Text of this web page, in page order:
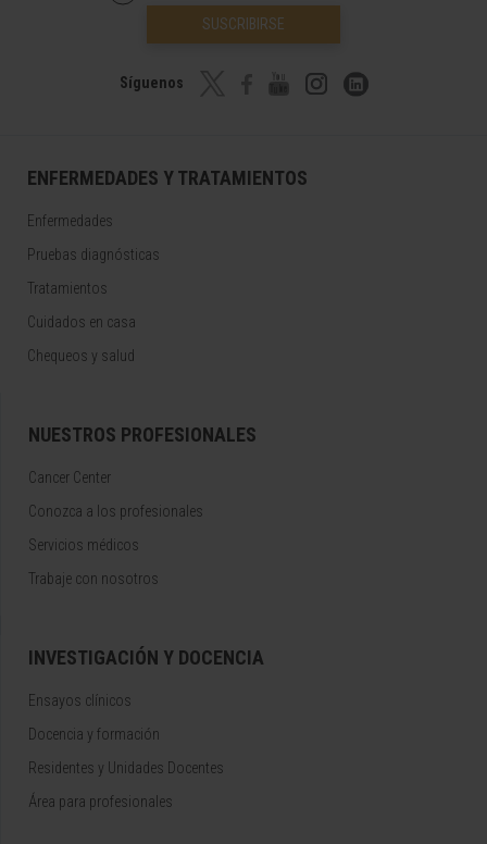
SUSCRIBIRSE
Síguenos
ENFERMEDADES Y TRATAMIENTOS
Enfermedades
Pruebas diagnósticas
Tratamientos
Cuidados en casa
Chequeos y salud
NUESTROS PROFESIONALES
Cancer Center
Conozca a los profesionales
Servicios médicos
Trabaje con nosotros
INVESTIGACIÓN Y DOCENCIA
Ensayos clínicos
Docencia y formación
Residentes y Unidades Docentes
Área para profesionales